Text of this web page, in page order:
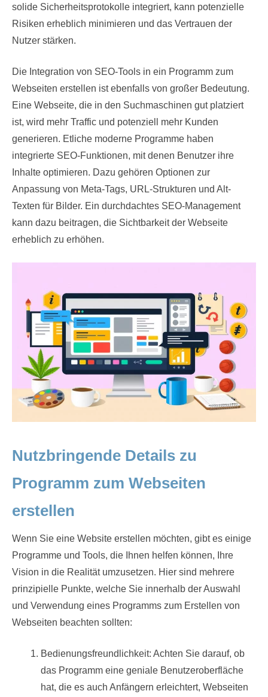
solide Sicherheitsprotokolle integriert, kann potenzielle
Risiken erheblich minimieren und das Vertrauen der
Nutzer stärken.
Die Integration von SEO-Tools in ein Programm zum
Webseiten erstellen ist ebenfalls von großer Bedeutung.
Eine Webseite, die in den Suchmaschinen gut platziert
ist, wird mehr Traffic und potenziell mehr Kunden
generieren. Etliche moderne Programme haben
integrierte SEO-Funktionen, mit denen Benutzer ihre
Inhalte optimieren. Dazu gehören Optionen zur
Anpassung von Meta-Tags, URL-Strukturen und Alt-
Texten für Bilder. Ein durchdachtes SEO-Management
kann dazu beitragen, die Sichtbarkeit der Webseite
erheblich zu erhöhen.
Nutzbringende Details zu
Programm zum Webseiten
erstellen
Wenn Sie eine Website erstellen möchten, gibt es einige
Programme und Tools, die Ihnen helfen können, Ihre
Vision in die Realität umzusetzen. Hier sind mehrere
prinzipielle Punkte, welche Sie innerhalb der Auswahl
und Verwendung eines Programms zum Erstellen von
Webseiten beachten sollten:
Bedienungsfreundlichkeit: Achten Sie darauf, ob
das Programm eine geniale Benutzeroberfläche
hat, die es auch Anfängern erleichtert, Webseiten